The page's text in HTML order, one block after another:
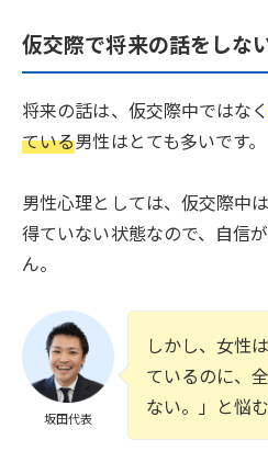
仮交際で将来の話をしな
将来の話は、仮交際中ではな
ている男性はとても多いです。
男性心理としては、仮交際中
得ていない状態なので、自信
ん。
坂田代表
しかし、女性
ているのに、
ない。」と悩